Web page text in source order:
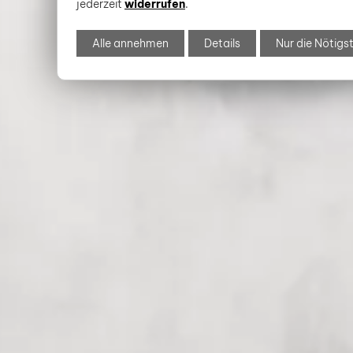
jederzeit widerrufen.
Alle annehmen Details Nur die